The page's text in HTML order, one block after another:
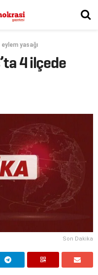
eylem yasağı
4 ilçede
Son Dakika